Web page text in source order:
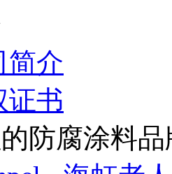
简介
证书
防腐涂料品